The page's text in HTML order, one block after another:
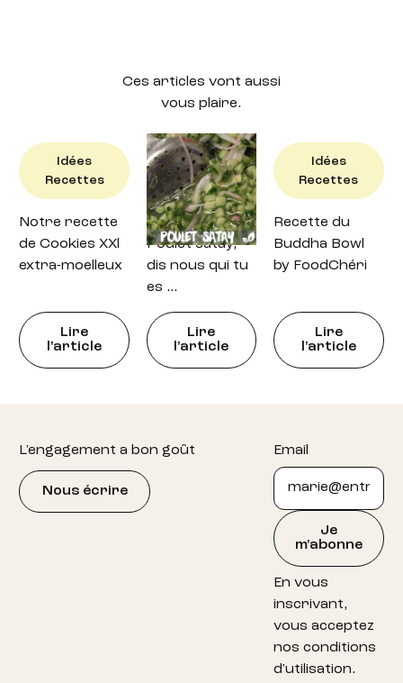
Ces articles vont aussi
vous plaire.
Idées
Recettes
Notre recette
de Cookies XXl
extra-moelleux
Lire
l'article
Idées
Recettes
Recette : petit
Poulet satay,
dis nous qui tu
es …
Lire
l'article
Idées
Recettes
Recette du
Buddha Bowl
by FoodChéri
Lire
l'article
L'engagement a bon goût
Nous écrire
Email
Je
m'abonne
En vous
inscrivant,
vous acceptez
nos conditions
d'utilisation.